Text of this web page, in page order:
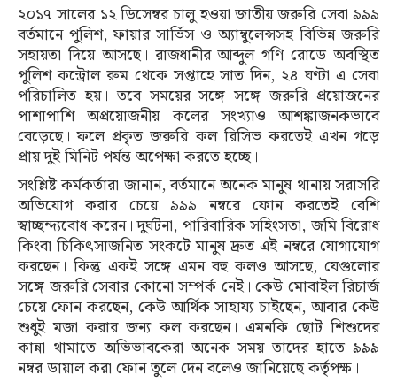
২০১৭ সালের ১২ ডিসেম্বর চালু হওয়া জাতীয় জরুরি সেবা ৯৯৯
বর্তমানে পুলিশ, ফায়ার সার্ভিস ও অ্যাম্বুলেন্সসহ বিভিন্ন জরুরি
সহায়তা দিয়ে আসছে। রাজধানীর আব্দুল গণি রোডে অবস্থিত
পুলিশ কন্ট্রোল রুম থেকে সপ্তাহে সাত দিন, ২৪ ঘণ্টা এ সেবা
পরিচালিত হয়। তবে সময়ের সঙ্গে সঙ্গে জরুরি প্রয়োজনের
পাশাপাশি অপ্রয়োজনীয় কলের সংখ্যাও আশঙ্কাজনকভাবে
বেড়েছে। ফলে প্রকৃত জরুরি কল রিসিভ করতেই এখন গড়ে
প্রায় দুই মিনিট পর্যন্ত অপেক্ষা করতে হচ্ছে।
সংশ্লিষ্ট কর্মকর্তারা জানান, বর্তমানে অনেক মানুষ থানায় সরাসরি
অভিযোগ করার চেয়ে ৯৯৯ নম্বরে ফোন করতেই বেশি
স্বাচ্ছন্দ্যবোধ করেন। দুর্ঘটনা, পারিবারিক সহিংসতা, জমি বিরোধ
কিংবা চিকিৎসাজনিত সংকটে মানুষ দ্রুত এই নম্বরে যোগাযোগ
করছেন। কিন্তু একই সঙ্গে এমন বহু কলও আসছে, যেগুলোর
সঙ্গে জরুরি সেবার কোনো সম্পর্ক নেই। কেউ মোবাইল রিচার্জ
চেয়ে ফোন করছেন, কেউ আর্থিক সাহায্য চাইছেন, আবার কেউ
শুধুই মজা করার জন্য কল করছেন। এমনকি ছোট শিশুদের
কান্না থামাতে অভিভাবকেরা অনেক সময় তাদের হাতে ৯৯৯
নম্বর ডায়াল করা ফোন তুলে দেন বলেও জানিয়েছে কর্তৃপক্ষ।